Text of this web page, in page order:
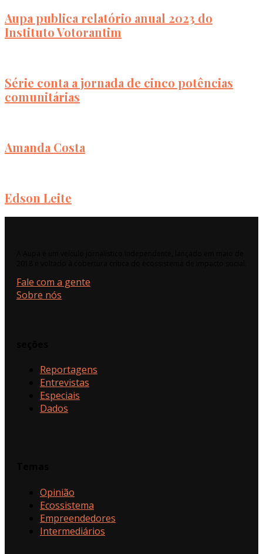
Aupa publica relatório anual 2023 do
Instituto Votorantim
Série conta a jornada de cinco potências
comunitárias
Amanda Costa
Edson Leite
Fale com a gente
Sobre nós
Reportagens
Entrevistas
Especiais
Dados
Opinião
Ecossistema
Empreendedores
Intermediários